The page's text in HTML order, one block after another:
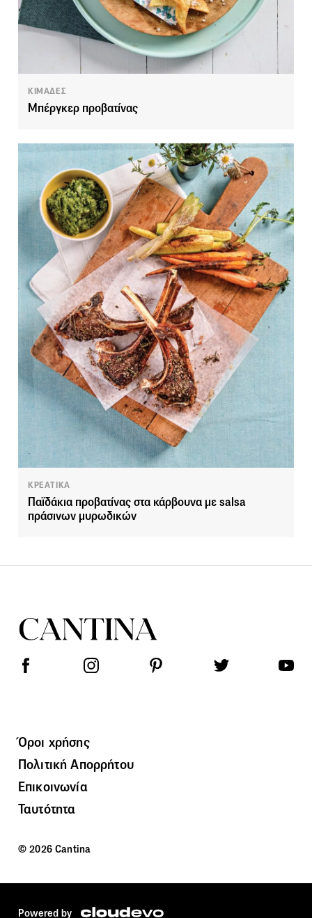
ΚΙΜΑΔΕΣ
Μπέργκερ προβατίνας
ΚΡΕΑΤΙΚΑ
Παϊδάκια προβατίνας στα κάρβουνα με salsa
πράσινων μυρωδικών
Όροι χρήσης
Πολιτική Απορρήτου
Επικοινωνία
Ταυτότητα
© 2026 Cantina
Powered by